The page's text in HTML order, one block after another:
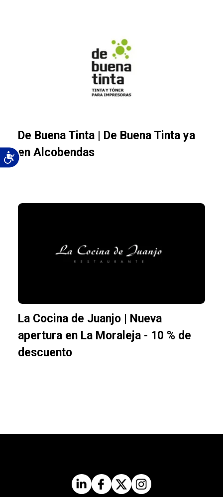
De Buena Tinta | De Buena Tinta ya
en Alcobendas
La Cocina de Juanjo | Nueva
apertura en La Moraleja - 10 % de
descuento